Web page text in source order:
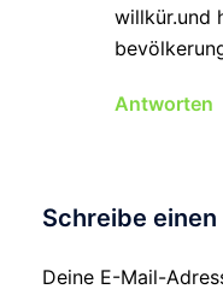
willkür.und
Antworten
Schreibe
Deine E-Mail-